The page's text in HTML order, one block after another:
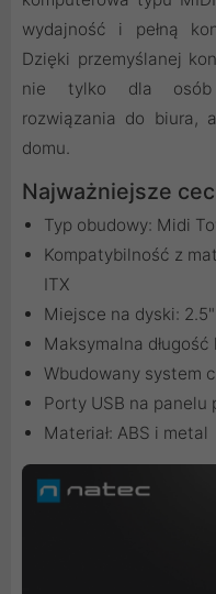
wydajność i pełną
Dzięki przemyślanej
nie tylko dla osób
rozwiązania do biura,
domu.
Najważniejsze
Typ obudowy: Midi
Kompatybilność z
ITX
Miejsce na dyski:
Maksymalna
Wbudowany system
Porty USB na panelu
Materiał: ABS i metal